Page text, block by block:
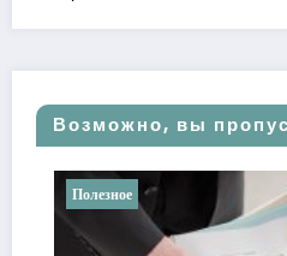
Возможно, вы
Полезное